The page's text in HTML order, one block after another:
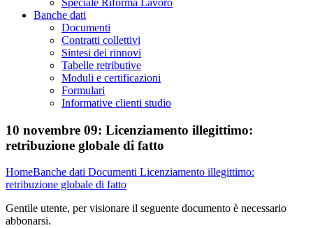
Speciale Riforma Lavoro
Banche dati
Documenti
Contratti collettivi
Sintesi dei rinnovi
Tabelle retributive
Moduli e certificazioni
Formulari
Informative clienti studio
10 novembre 09: Licenziamento illegittimo:
retribuzione globale di fatto
HomeBanche dati Documenti Licenziamento illegittimo:
retribuzione globale di fatto
Gentile utente, per visionare il seguente documento è necessario
abbonarsi.